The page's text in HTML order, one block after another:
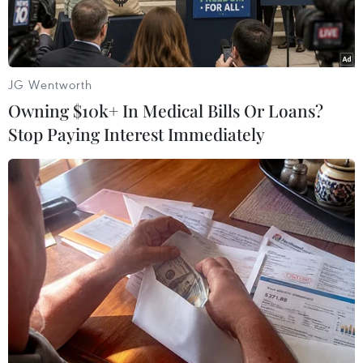
Ảnh minh họa. (Ảnh: AFP/TTXVN)
Bộ Quốc phòng Nga tuyên bố đã bắn hạ 58 thiết
bị bay không người lái UAV tấn công vào sáu
tỉnh Belgorod, Briansk, Voronez, Kursk,
Leningrad và Ryazan của Nga trong đêm đến
JG Wentworth
Owning $10k+ In Medical Bills Or Loans?
Stop Paying Interest Immediately